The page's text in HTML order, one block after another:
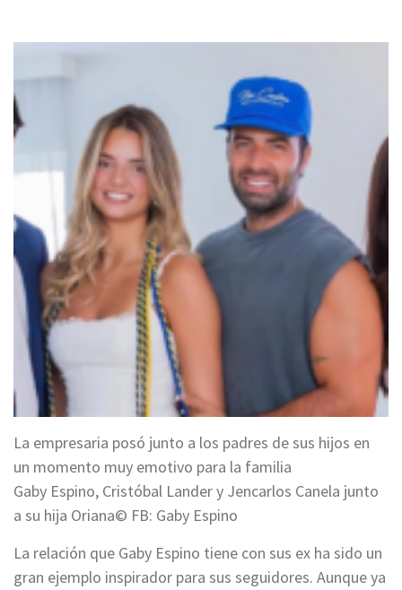
La empresaria posó junto a los padres de sus hijos en
un momento muy emotivo para la familia
Gaby Espino, Cristóbal Lander y Jencarlos Canela junto
a su hija Oriana© FB: Gaby Espino
La relación que Gaby Espino tiene con sus ex ha sido un
gran ejemplo inspirador para sus seguidores. Aunque ya